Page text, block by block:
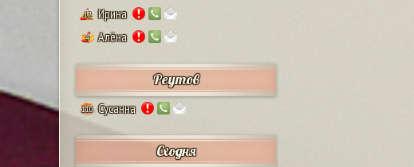
12 Ирина
4 Алёна
Реутов
110 Сусанна
Сходня